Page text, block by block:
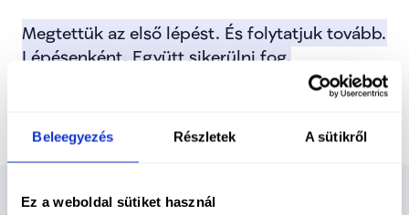
Beleegyezés Részletek A sütikről
Ez a weboldal sütiket használ
Megtettük az első lépést. És folytatjuk tovább.
Lépésenként. Együtt sikerülni fog.